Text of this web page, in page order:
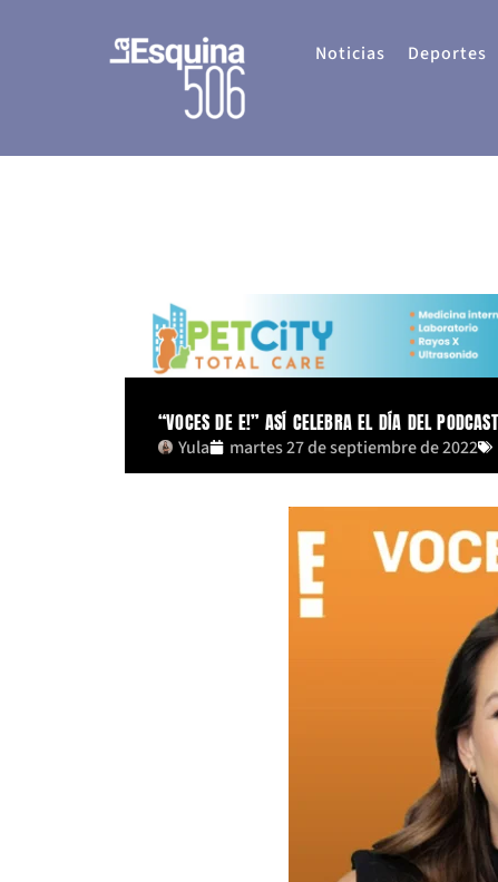
Noticias Deportes
“VOCES DE E!” ASÍ CELEBRA EL DÍA DEL
Yula martes 27 de septiembre de 2022